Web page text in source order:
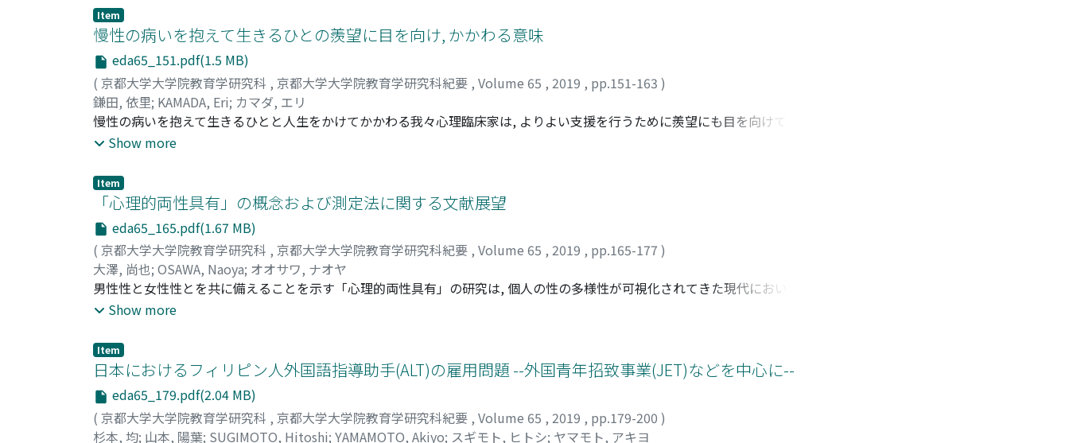
類、事例研究をめぐる方向性、質的研究におけるナラティヴの4つの視点から検討した。臨床心理学において質的研究は、事例研
究との位置づけが混在しており、主に臨床心理学的援助に対する効果・介入研究のための分析手法として紹介されることが多い
ことから、事例研究をめぐる議論に引き込まれる形で語られていることが示された。それにより、ナラティヴを含めた質的研究
の持つ認識論的世界観が見落とされていることが指摘され、ナラティヴの生成の場としての研究的意義と可能性が示唆された。
Item
慢性の病いを抱えて生きるひとの羨望に目を向け, かかわる意味
eda65_151.pdf(1.5 MB)
( 京都大学大学院教育学研究科 , 京都大学大学院教育学研究科紀要 , Volume 65 , 2019 , pp.151-163 )
鎌田, 依里; KAMADA, Eri; カマダ, エリ
慢性の病いを抱えて生きるひとと人生をかけてかかわる我々心理臨床家は, よりよい支援を行うために羨望にも目を向けてかかわ
る必要がある。生物学的な側面, 心理学的な側面, 社会的な側面から羨望を再考してみると, 生物学的な側面での羨望は疾患の種
響していることが推察できる。社会的な側面からみると, その患者自身の経済状況, 社会的な立場・地位, 支援をしてくれるひと
の質や種類が影響している。支援者は, 目の前にいる病いを抱えて生きるひとが「いま」どのようなところに存在するかを把握
し, かかわることが有効である。様々な種類の身体の病いを抱えて生きるひとの生活を通して, 支援の在り方を考察した。
Show more
Item
「心理的両性具有」の概念および測定法に関する文献展望
eda65_165.pdf(1.67 MB)
( 京都大学大学院教育学研究科 , 京都大学大学院教育学研究科紀要 , Volume 65 , 2019 , pp.165-177 )
大澤, 尚也; OSAWA, Naoya; オオサワ, ナオヤ
男性性と女性性とを共に備えることを示す「心理的両性具有」の研究は, 個人の性の多様性が可視化されてきた現代において, 個
人の生き方の理解に重要な概念となりうる。ユング心理学においては(1)男性性と女性性が個人内で区別され, (2)社会的期待によ
心理的両性具有を理解することが重視されてきた。一方実証研究では, 男性性・女性性に関する内的準拠枠の個人差が捨象され,
単に広汎に男性性・女性性を有することとして心理的両性具有を扱うことで, 仮説と異なる結果が示されたことで、研究自体が下
火となった。男性性・女性性を対立的に捉えうるが, 男性性・女性性両方を持つことも可能である, というある種逆説を含みなが
ら心理的両性具有を測定できる方法を確立させていくことが, 今後の心理的両性具有研究における課題であると考えられる。
Show more
Item
日本におけるフィリピン人外国語指導助手(ALT)の雇用問題 --外国青年招致事業(JET)などを中心に--
eda65_179.pdf(2.04 MB)
( 京都大学大学院教育学研究科 , 京都大学大学院教育学研究科紀要 , Volume 65 , 2019 , pp.179-200 )
杉本, 均; 山本, 陽葉; SUGIMOTO, Hitoshi; YAMAMOTO, Akiyo; スギモト, ヒトシ; ヤマモト, アキヨ